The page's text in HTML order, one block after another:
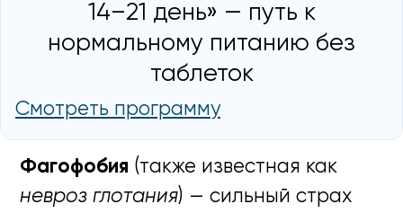
14–21 день» — путь к
нормальному питанию без
таблеток
Смотреть программу
Фагофобия (также известная как
невроз глотания) — сильный страх